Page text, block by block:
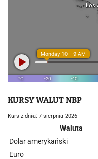
KURSY WALUT NBP
Kurs z dnia: 7 sierpnia 2026
Waluta
Dolar amerykański
Euro